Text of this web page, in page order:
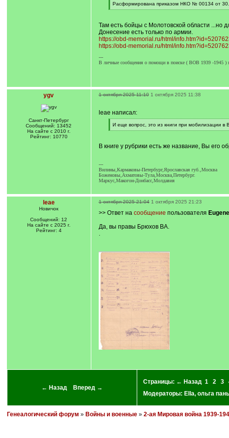
]Расформирована приказом НКО № 00134 от
[
]
Там есть бойцы с Молотовской области ...но
Донесение есть только по армии.
https://obd-memorial.ru/html/
https://obd-memorial.ru/html/
---
В личные сообщения о помощи в поиске ( ВОВ 1939 -1945 )
ygv
Санкт-Петербург
Сообщений: 13452
На сайте с 2010 г.
Рейтинг: 10770
1 октября 2025 11:10 1 октября 2025 11:38
leae написал:
[
q
И еще вопрос, это из книги при мобилизации в
[
]
В книге у рубрики есть же название, Вы его
---
Вилины,Кармаковы-Петербург,Ярославская губ.,Москва
Боженовы,Ахматовы-Тула,Москва,Петербург.
Маркус,Макогон-Донбасс,Молдавия
leae
Новичок
Сообщений: 12
На сайте с 2025 г.
Рейтинг: 4
1 октября 2025 21:04 1 октября 2025 21:23
>> Ответ на сообщение пользователя
Да, вы правы Брюхов ВА.
.
← Назад Вперед →
Страницы: ← Назад 1 2 3
Модераторы: Ella, ольга
Генеалогический форум » Войны и военные» 2-ая Мировая война 1939-